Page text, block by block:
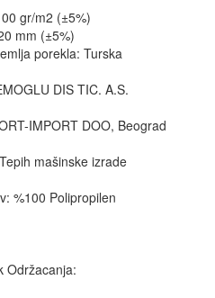
gr/m2 (±5%)
mm (±5%)
porekla: Turska
DIS TIC. A.S.
IMPORT DOO, Beograd
mašinske izrade
%100 Polipropilen
Održacanja: